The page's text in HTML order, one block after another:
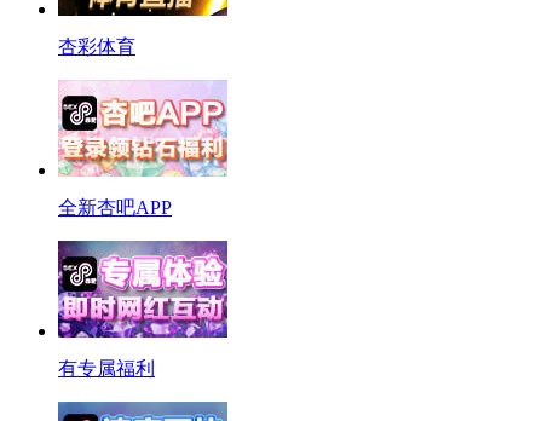
杏彩体育
全新杏吧APP
有专属福利